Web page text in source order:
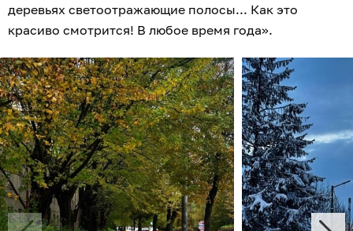
деревьях светоотражающие полосы... Как это
красиво смотрится! В любое время года».